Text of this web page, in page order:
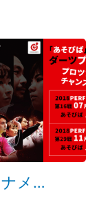
ナメ…